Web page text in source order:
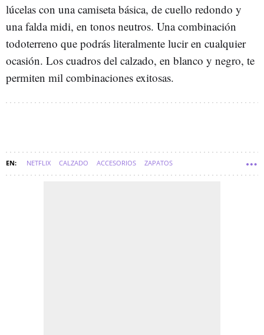
lúcelas con una camiseta básica, de cuello redondo y
una falda midi, en tonos neutros. Una combinación
todoterreno que podrás literalmente lucir en cualquier
ocasión. Los cuadros del calzado, en blanco y negro, te
permiten mil combinaciones exitosas.
NETFLIX CALZADO ACCESORIOS ZAPATOS